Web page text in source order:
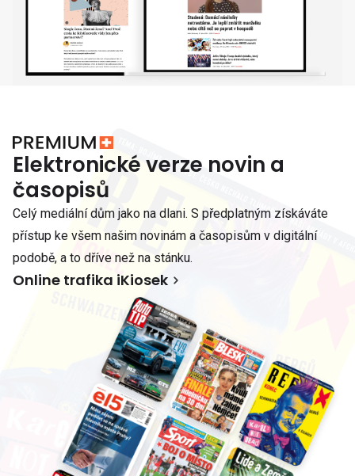
Elektronické verze novin a
časopisů
Celý mediální dům jako na dlani. S předplatným získáváte
přístup ke všem našim novinám a časopisům v digitální
podobě, a to dříve než na stánku.
Online trafika iKiosek